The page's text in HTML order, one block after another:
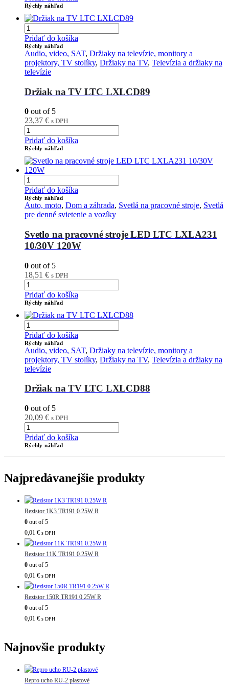
Rýchly náhľad
Pridať do košíka
Rýchly náhľad
Audio, video, SAT, Držiaky na televízie, monitory a
projektory, TV stolíky, Držiaky na TV, Televízia a držiaky na
televízie
Držiak na TV LTC LXLCD89
0 out of 5
23,37 € s DPH
Pridať do košíka
Rýchly náhľad
Pridať do košíka
Rýchly náhľad
Auto, moto, Dom a záhrada, Svetlá na pracovné stroje, Svetlá
pre denné svietenie a vozíky
Svetlo na pracovné stroje LED LTC LXLA231
10/30V 120W
0 out of 5
18,51 € s DPH
Pridať do košíka
Rýchly náhľad
Pridať do košíka
Rýchly náhľad
Audio, video, SAT, Držiaky na televízie, monitory a
projektory, TV stolíky, Držiaky na TV, Televízia a držiaky na
televízie
Držiak na TV LTC LXLCD88
0 out of 5
20,09 € s DPH
Pridať do košíka
Rýchly náhľad
Najpredávanejšie produkty
Rezistor 1K3 TR191 0.25W R
0 out of 5
0,01 € s DPH
Rezistor 11K TR191 0.25W R
0 out of 5
0,01 € s DPH
Rezistor 150R TR191 0.25W R
0 out of 5
0,01 € s DPH
Najnovšie produkty
Repro ucho RU-2 plastové